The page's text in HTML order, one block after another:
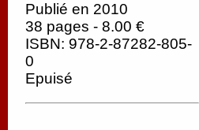
Publié en 2010
38 pages - 8.00 €
ISBN: 978-2-87282-805-
0
Epuisé